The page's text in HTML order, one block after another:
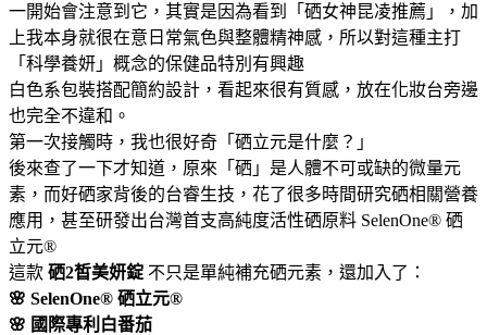
一開始會注意到它，其實是因為看到「硒女神昆凌推薦」，加
上我本身就很在意日常氣色與整體精神感，所以對這種主打
「科學養妍」概念的保健品特別有興趣
白色系包裝搭配簡約設計，看起來很有質感，放在化妝台旁邊
也完全不違和。
第一次接觸時，我也很好奇「硒立元是什麼？」
後來查了一下才知道，原來「硒」是人體不可或缺的微量元
素，而好硒家背後的台睿生技，花了很多時間研究硒相關營養
應用，甚至研發出台灣首支高純度活性硒原料 SelenOne® 硒
立元®
這款 硒2皙美妍錠 不只是單純補充硒元素，還加入了：
🌸 SelenOne® 硒立元®
🌸 國際專利白番茄